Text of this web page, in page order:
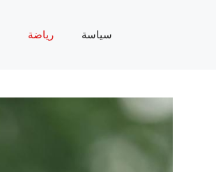
سياسة رياضة